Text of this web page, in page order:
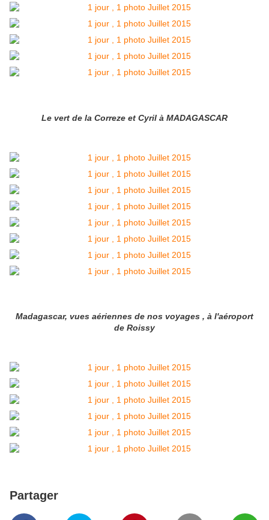
Le vert de la Correze et Cyril à MADAGASCAR
Madagascar, vues aériennes de nos voyages , à l'aéroport
de Roissy
Partager